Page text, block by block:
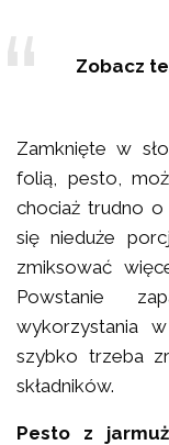
Zobacz
Zamknięte w
folią, pesto,
chociaż trudno o
się nieduże
zmiksować
Powstanie
wykorzystania
szybko trzeba
składników.
Pesto z